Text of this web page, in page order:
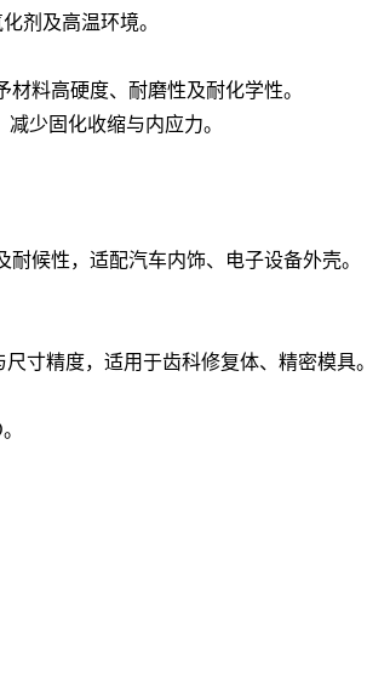
剂及高温环境。
料高硬度、耐磨性及耐化学性。
少固化收缩与内应力。
候性，适配汽车内饰、电子设备外壳。
寸精度，适用于齿科修复体、精密模具。